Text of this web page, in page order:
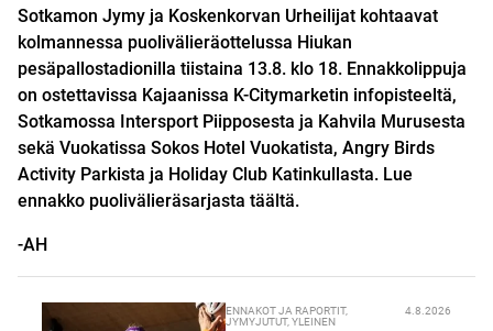
Sotkamon Jymy ja Koskenkorvan Urheilijat kohtaavat
kolmannessa puolivälieräottelussa Hiukan
pesäpallostadionilla tiistaina 13.8. klo 18. Ennakkolippuja
on ostettavissa Kajaanissa K-Citymarketin infopisteeltä,
Sotkamossa Intersport Piipposesta ja Kahvila Murusesta
sekä Vuokatissa Sokos Hotel Vuokatista, Angry Birds
Activity Parkista ja Holiday Club Katinkullasta. Lue
ennakko puolivälieräsarjasta täältä.
-AH
ENNAKOT JA RAPORTIT,
JYMYJUTUT,YLEINEN
4.8.2026